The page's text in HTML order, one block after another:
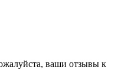
ваши отзывы к